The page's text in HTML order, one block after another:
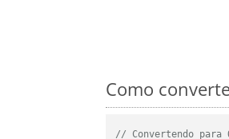
Como
// Convertendo para